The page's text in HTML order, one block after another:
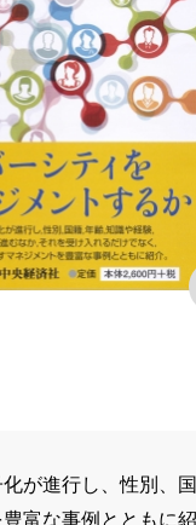
が進行し、性別、
富な事例とともに紹